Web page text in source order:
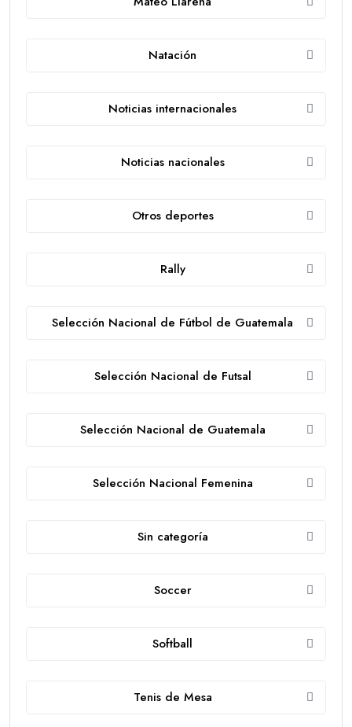
Natación
Noticias internacionales
Noticias nacionales
Otros deportes
Rally
Selección Nacional de Fútbol de Guatemala
Selección Nacional de Futsal
Selección Nacional de Guatemala
Selección Nacional Femenina
Sin categoría
Soccer
Softball
Tenis de Mesa